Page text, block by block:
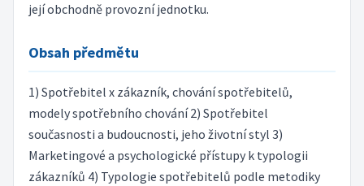
její obchodně provozní jednotku.
Obsah předmětu
1) Spotřebitel x zákazník, chování spotřebitelů,
modely spotřebního chování 2) Spotřebitel
současnosti a budoucnosti, jeho životní styl 3)
Marketingové a psychologické přístupy k typologii
zákazníků 4) Typologie spotřebitelů podle metodiky